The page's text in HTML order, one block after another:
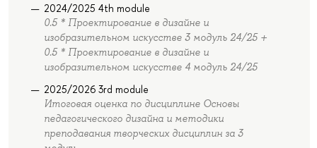
2024/2025 4th module
0.5 * Проектирование в дизайне и
изобразительном искусстве 3 модуль 24/25 +
0.5 * Проектирование в дизайне и
изобразительном искусстве 4 модуль 24/25
2025/2026 3rd module
Итоговая оценка по дисциплине Основы
педагогического дизайна и методики
преподавания творческих дисциплин за 3